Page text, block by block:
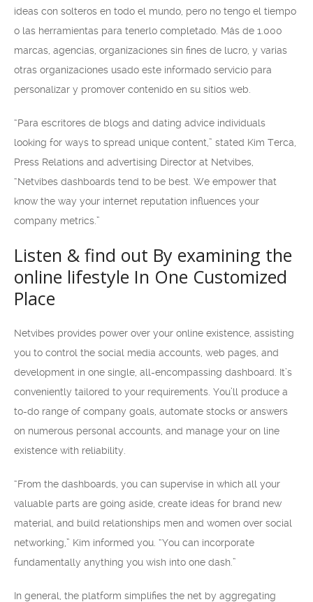
ideas con solteros en todo el mundo, pero no tengo el tiempo
o las herramientas para tenerlo completado. Más de 1.000
marcas, agencias, organizaciones sin fines de lucro, y varias
otras organizaciones usado este informado servicio para
personalizar y promover contenido en su sitios web.
“Para escritores de blogs and dating advice individuals
looking for ways to spread unique content,” stated Kim Terca,
Press Relations and advertising Director at Netvibes,
“Netvibes dashboards tend to be best. We empower that
know the way your internet reputation influences your
company metrics.”
Listen & find out By examining the
online lifestyle In One Customized
Place
Netvibes provides power over your online existence, assisting
you to control the social media accounts, web pages, and
development in one single, all-encompassing dashboard. It’s
conveniently tailored to your requirements. You’ll produce a
to-do range of company goals, automate stocks or answers
on numerous personal accounts, and manage your on line
existence with reliability.
“From the dashboards, you can supervise in which all your
valuable parts are going aside, create ideas for brand new
material, and build relationships men and women over social
networking,” Kim informed you. “You can incorporate
fundamentally anything you wish into one dash.”
In general, the platform simplifies the net by aggregating